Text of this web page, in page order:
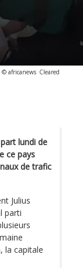
africanews Cleared
lundi de
ce pays
de trafic
Julius
parti
la capitale